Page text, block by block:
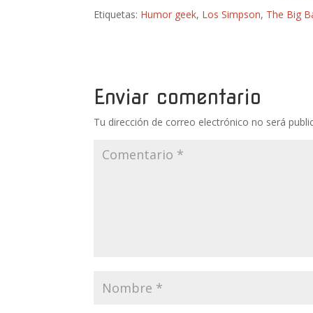
Etiquetas: Humor geek, Los Simpson, The Big
Enviar comentario
Tu dirección de correo electrónico no será